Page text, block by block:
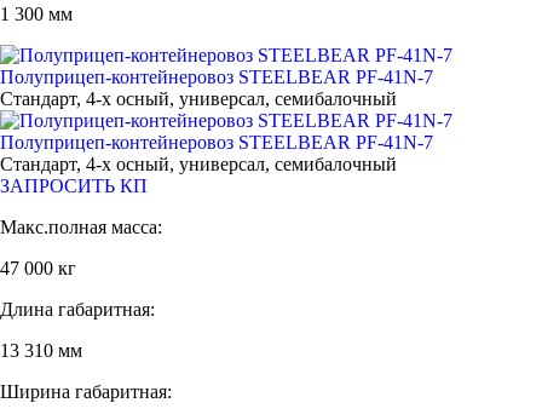
1 300 мм
Полуприцеп-контейнеровоз STEELBEAR PF-41N-7
Стандарт, 4-х осный, универсал, семибалочный
Полуприцеп-контейнеровоз STEELBEAR PF-41N-7
Стандарт, 4-х осный, универсал, семибалочный
ЗАПРОСИТЬ КП
Макс.полная масса:
47 000 кг
Длина габаритная:
13 310 мм
Ширина габаритная: